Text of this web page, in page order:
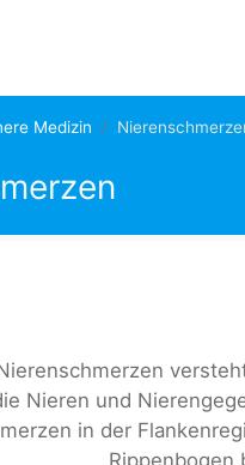
Medizin
Nieren und
in der
Rippenbogen